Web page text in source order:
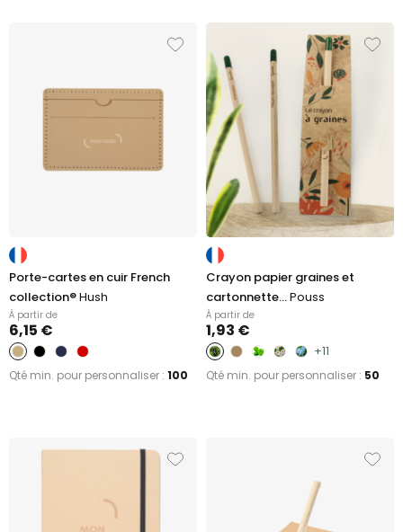
Porte-cartes en cuir French
collection®Hush
À partir de
6,15 €
Qté min. pour personnaliser : 100
Crayon papier graines et
cartonnette...Pouss
À partir de
1,93 €
+11
Qté min. pour personnaliser : 50